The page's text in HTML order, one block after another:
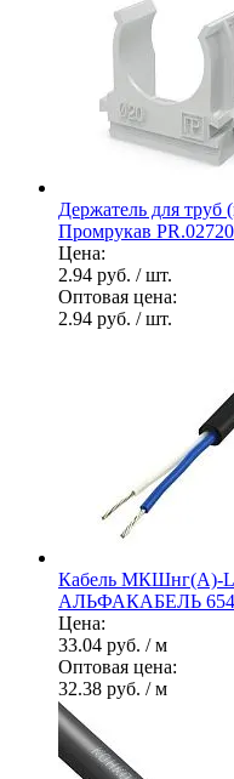
Держатель для труб
Промрукав PR.02720
Цена:
2.94 руб. / шт.
Оптовая цена:
2.94 руб. / шт.
Кабель МКШнг(А)-
АЛЬФАКАБЕЛЬ
Цена:
33.04 руб. / м
Оптовая цена:
32.38 руб. / м